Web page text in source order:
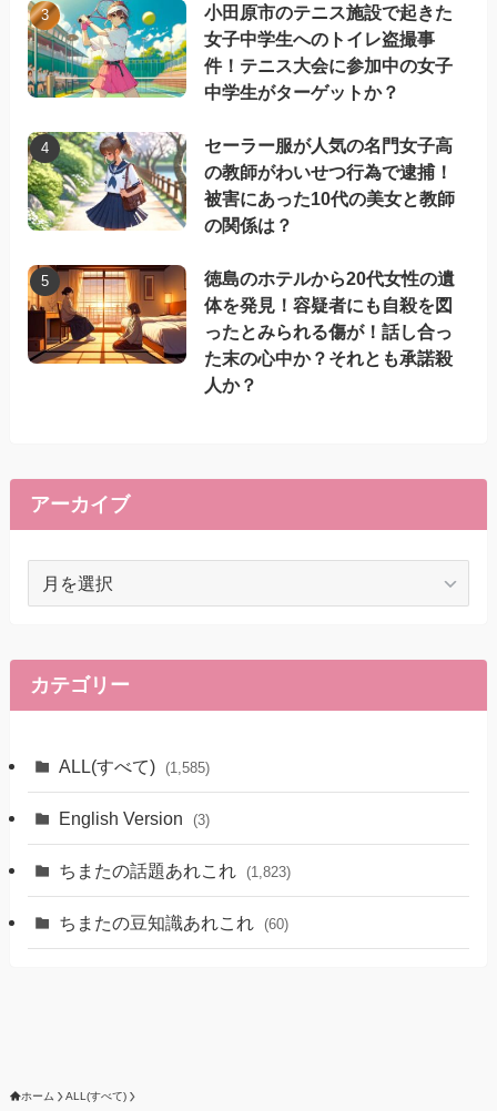
小田原市のテニス施設で起きた
女子中学生へのトイレ盗撮事
件！テニス大会に参加中の女子
中学生がターゲットか？
セーラー服が人気の名門女子高
の教師がわいせつ行為で逮捕！
被害にあった10代の美女と教師
の関係は？
徳島のホテルから20代女性の遺
体を発見！容疑者にも自殺を図
ったとみられる傷が！話し合っ
た末の心中か？それとも承諾殺
人か？
アーカイブ
ブ
カテゴリー
ALL(すべて) (1,585)
English Version (3)
ちまたの話題あれこれ (1,823)
ちまたの豆知識あれこれ (60)
ホーム ALL(すべて)